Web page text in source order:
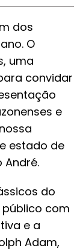
dos
O
uma
convidar
e
estado de
André.
do
com
e a
Adam,